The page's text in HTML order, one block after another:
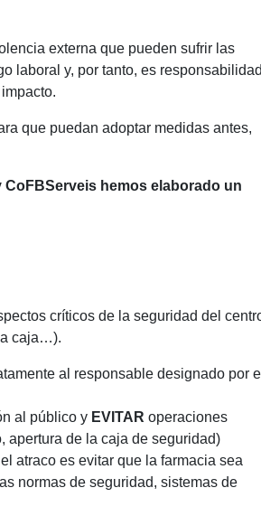
externa que pueden sufrir las
laboral y, por tanto, es
que puedan adoptar medidas antes,
hemos elaborado un
críticos de la seguridad del
caja…).
al responsable designado por
al público y EVITAR operaciones
apertura de la caja de seguridad)
atraco es evitar que la farmacia sea
normas de seguridad, sistemas de